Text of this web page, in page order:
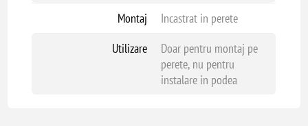
Montaj
Incastrat in perete
Utilizare
Doar pentru montaj pe
perete, nu pentru
instalare in podea